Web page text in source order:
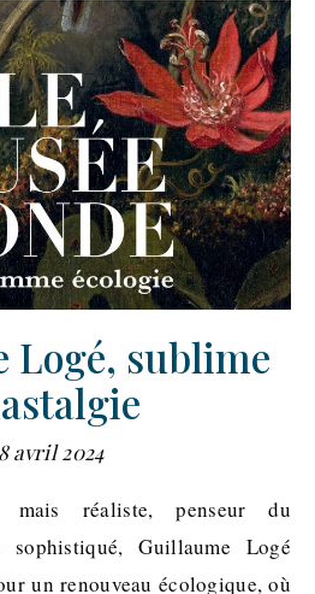
Logé, sublime
avril 2024
sophistiqué, Guillaume Logé
un renouveau écologique, où